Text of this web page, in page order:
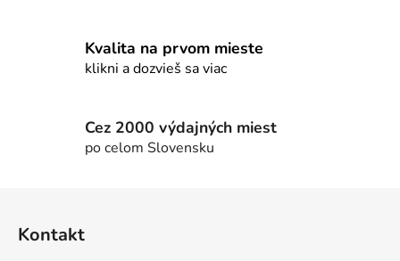
k
y
p
i
Kvalita na prvom mieste
klikni a dozvieš sa viac
Cez 2000 výdajných miest
po celom Slovensku
Kontakt